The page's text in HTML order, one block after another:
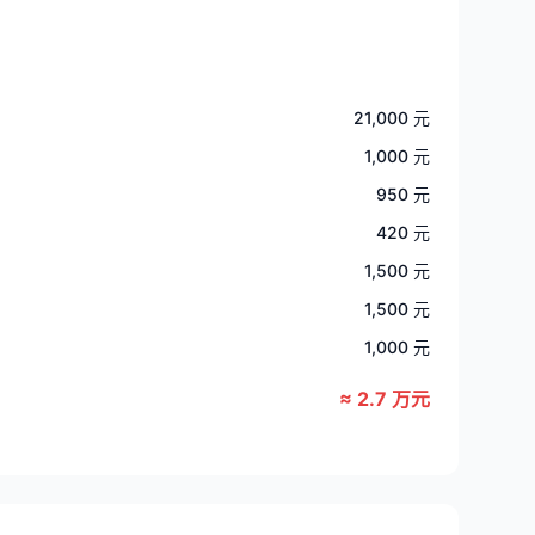
21,000 元
1,000 元
950 元
420 元
1,500 元
1,500 元
1,000 元
≈ 2.7 万元